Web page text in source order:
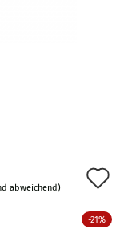
abweichend)
-21%